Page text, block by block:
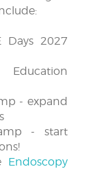
Days 2027
- expand
- start
Endoscopy